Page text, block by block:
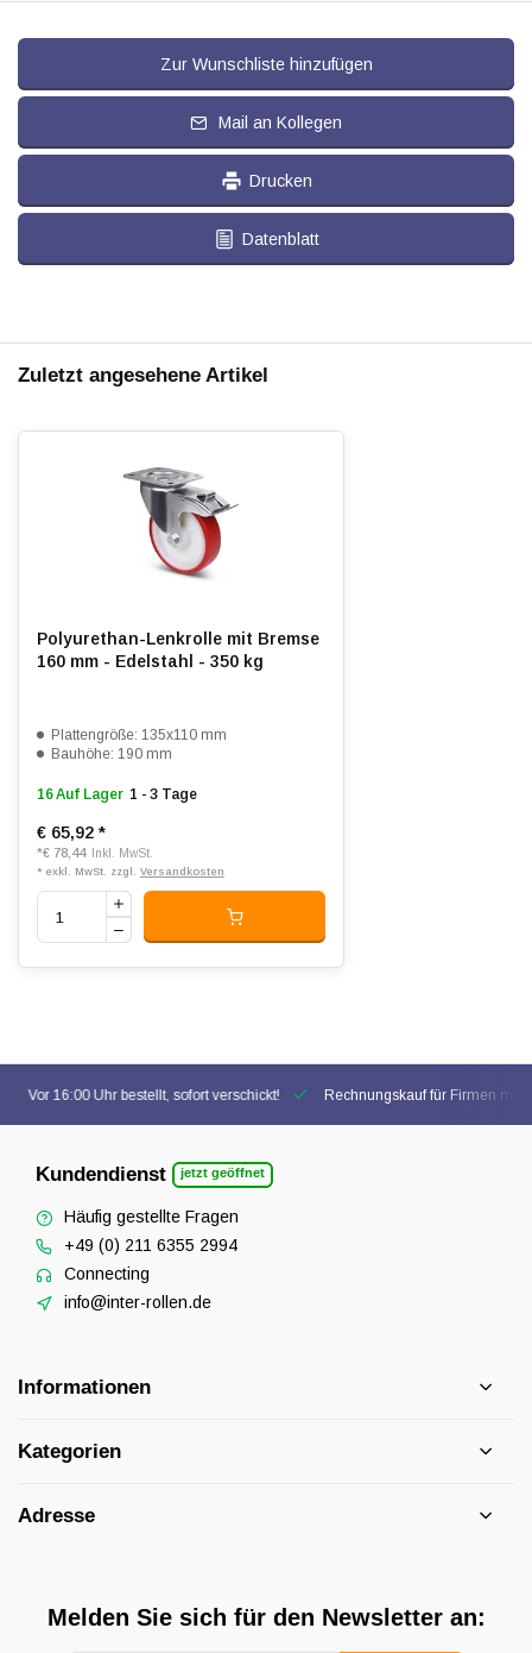
Zur Wunschliste hinzufügen
Mail an Kollegen
Drucken
Datenblatt
Zuletzt angesehene Artikel
Polyurethan-Lenkrolle mit Bremse
160 mm - Edelstahl - 350 kg
Plattengröße: 135x110 mm
Bauhöhe: 190 mm
16 Auf Lager 1 - 3 Tage
€ 65,92 *
*€ 78,44 Inkl. MwSt.
* exkl. MwSt. zzgl. Versandkosten
Vor 16:00 Uhr bestellt, sofort verschickt! Rechnungskauf für Firmen
Kundendienst jetzt geöffnet
Häufig gestellte Fragen
+49 (0) 211 6355 2994
Connecting
info@inter-rollen.de
Informationen
Kategorien
Adresse
Melden Sie sich für den Newsletter an: